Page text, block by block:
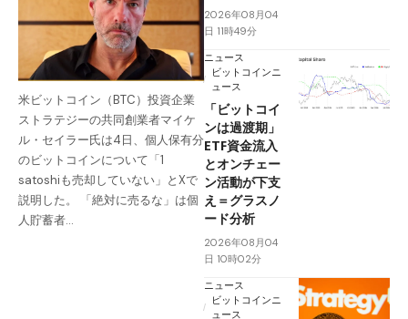
米ビットコイン（BTC）投資企業
ストラテジーの共同創業者マイケ
ル・セイラー氏は4日、個人保有分
のビットコインについて「1
satoshiも売却していない」とXで
説明した。 「絶対に売るな」は個
人貯蓄者…
2026年08月04
日 11時49分
ニュース
ビットコインニ
ュース
「ビットコイ
ンは過渡期」
ETF資金流入
とオンチェー
ン活動が下支
え＝グラスノ
ード分析
2026年08月04
日 10時02分
ニュース
ビットコインニ
ュース